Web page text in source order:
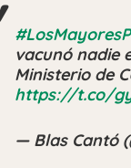
vacunó nadie
Ministerio de
https://t.co/
— Blas Cantó